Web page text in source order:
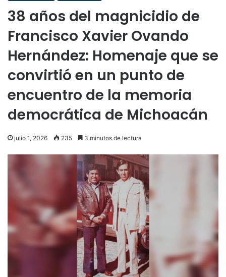
38 años del magnicidio de
Francisco Xavier Ovando
Hernández: Homenaje que se
convirtió en un punto de
encuentro de la memoria
democrática de Michoacán
julio 1, 2026 235 3 minutos de lectura